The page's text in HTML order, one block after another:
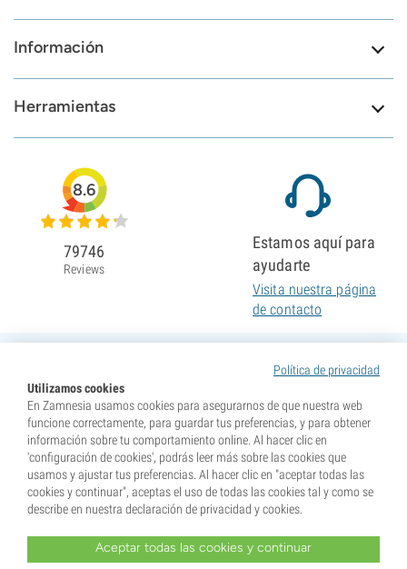
Información
Herramientas
Política de privacidad
Utilizamos cookies
En Zamnesia usamos cookies para asegurarnos de que nuestra web
funcione correctamente, para guardar tus preferencias, y para obtener
información sobre tu comportamiento online. Al hacer clic en
'configuración de cookies', podrás leer más sobre las cookies que
usamos y ajustar tus preferencias. Al hacer clic en "aceptar todas las
cookies y continuar", aceptas el uso de todas las cookies tal y como se
describe en nuestra declaración de privacidad y cookies.
Aceptar todas las cookies y continuar
8.6
79746
Reviews
Estamos aquí para
ayudarte
Visita nuestra página
de contacto
* Nuestras semillas se venden como suvenires. La germinación de semillas es ilegal en muchos